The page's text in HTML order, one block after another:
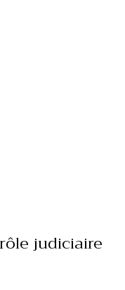
judiciaire